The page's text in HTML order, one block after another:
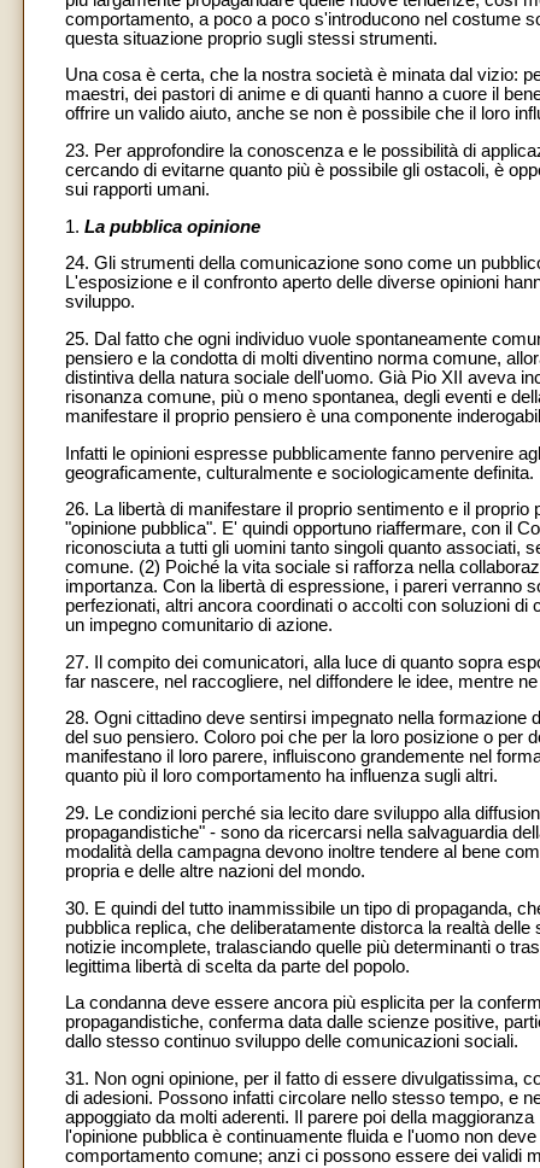
comportamento, a poco a poco s'introducono nel costume
questa situazione proprio sugli stessi strumenti.
Una cosa è certa, che la nostra società è minata dal vizio:
maestri, dei pastori di anime e di quanti hanno a cuore il
offrire un valido aiuto, anche se non è possibile che il loro
23. Per approfondire la conoscenza e le possibilità di
cercando di evitarne quanto più è possibile gli ostacoli, è
sui rapporti umani.
1. La pubblica opinione
24. Gli strumenti della comunicazione sono come un
L'esposizione e il confronto aperto delle diverse opinioni
sviluppo.
25. Dal fatto che ogni individuo vuole spontaneamente
pensiero e la condotta di molti diventino norma comune,
distintiva della natura sociale dell'uomo. Già Pio XII aveva
risonanza comune, più o meno spontanea, degli eventi e
manifestare il proprio pensiero è una componente
Infatti le opinioni espresse pubblicamente fanno pervenire
geograficamente, culturalmente e sociologicamente definita.
26. La libertà di manifestare il proprio sentimento e il
"opinione pubblica". E' quindi opportuno riaffermare, con il
riconosciuta a tutti gli uomini tanto singoli quanto associati,
comune. (2) Poiché la vita sociale si rafforza nella
importanza. Con la libertà di espressione, i pareri verranno
perfezionati, altri ancora coordinati o accolti con soluzioni
un impegno comunitario di azione.
27. Il compito dei comunicatori, alla luce di quanto sopra
far nascere, nel raccogliere, nel diffondere le idee, mentre
28. Ogni cittadino deve sentirsi impegnato nella
del suo pensiero. Coloro poi che per la loro posizione o per
manifestano il loro parere, influiscono grandemente nel
quanto più il loro comportamento ha influenza sugli altri.
29. Le condizioni perché sia lecito dare sviluppo alla
propagandistiche" - sono da ricercarsi nella salvaguardia
modalità della campagna devono inoltre tendere al bene
propria e delle altre nazioni del mondo.
30. E quindi del tutto inammissibile un tipo di propaganda,
pubblica replica, che deliberatamente distorca la realtà
notizie incomplete, tralasciando quelle più determinanti o
legittima libertà di scelta da parte del popolo.
La condanna deve essere ancora più esplicita per la
propagandistiche, conferma data dalle scienze positive,
dallo stesso continuo sviluppo delle comunicazioni sociali.
31. Non ogni opinione, per il fatto di essere divulgatissima,
di adesioni. Possono infatti circolare nello stesso tempo, e
appoggiato da molti aderenti. Il parere poi della
l'opinione pubblica è continuamente fluida e l'uomo non
comportamento comune; anzi ci possono essere dei validi